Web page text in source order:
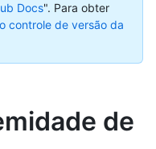
Docs". Para obter
controle de versão da
de